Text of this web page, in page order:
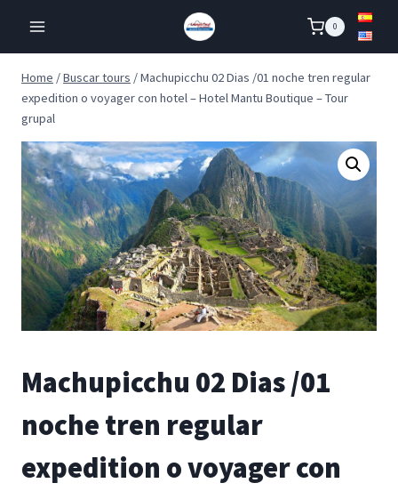
content
0
Home /Buscar tours /Machupicchu 02 Dias /01 noche tren regular
expedition o voyager con hotel – Hotel Mantu Boutique – Tour
grupal
Machupicchu 02 Dias /01
noche tren regular
expedition o voyager con